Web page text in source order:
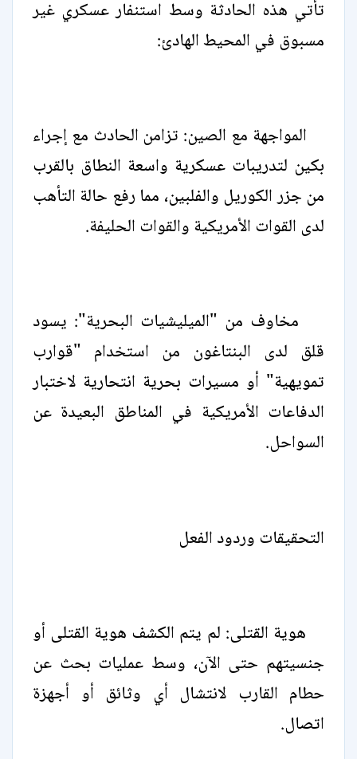
تأتي هذه الحادثة وسط استنفار عسكري غير
مسبوق في المحيط الهادئ:
المواجهة مع الصين: تزامن الحادث مع إجراء
بكين لتدريبات عسكرية واسعة النطاق بالقرب
من جزر الكوريل والفلبين، مما رفع حالة التأهب
لدى القوات الأمريكية والقوات الحليفة.
مخاوف من "الميليشيات البحرية": يسود
قلق لدى البنتاغون من استخدام "قوارب
تمويهية" أو مسيرات بحرية انتحارية لاختبار
الدفاعات الأمريكية في المناطق البعيدة عن
السواحل.
التحقيقات وردود الفعل
هوية القتلى: لم يتم الكشف هوية القتلى أو
جنسيتهم حتى الآن، وسط عمليات بحث عن
حطام القارب لانتشال أي وثائق أو أجهزة
اتصال.